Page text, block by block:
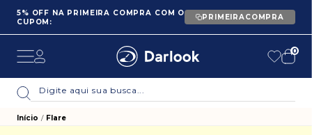
5% OFF NA PRIMEIRA COMPRA COM O
CUPOM:
PRIMEIRACOMPRA
0
Início Flare